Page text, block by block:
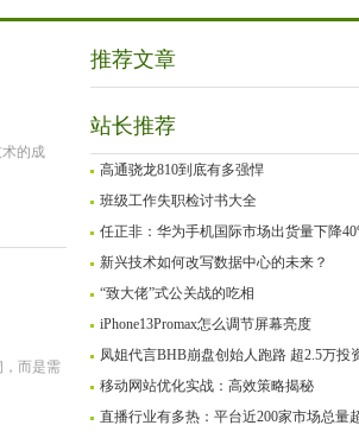
的成
而是需
推荐文章
站长推荐
高通骁龙810到底有多强悍
班级工作失职检讨书大全
任正非：华为手机国际市场出货量下降
新兴技术如何改写数据中心的未来？
“致大佬”式公关战的吃相
iPhone13Promax怎么调节屏幕亮度
凤姐代言BHB崩盘创始人跑路 超2.5万投
移动网站优化实战：高效策略揭秘
直播行业有多热：平台近200家市场总量